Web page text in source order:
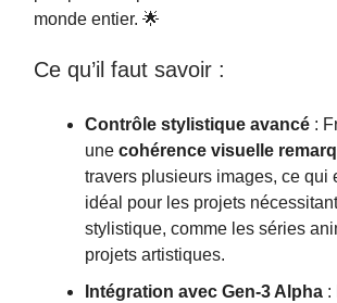
monde entier. 🌟
Ce qu’il faut savoir :
Contrôle stylistique avancé :
une cohérence visuelle
travers plusieurs images, ce qui
idéal pour les projets
stylistique, comme les séries
projets artistiques.
Intégration avec Gen-3 Alpha :